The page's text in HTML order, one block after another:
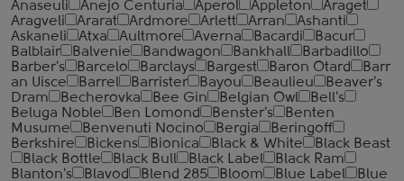
Anaseuli
Anejo Centuria Aperol Appleton
Araget
Aragveli
Ararat Ardmore Arlett Arran
Ashanti
Askaneli
Atxa Aultmore Averna Bacardi
Bacur
Balblair
Balvenie Bandwagon Bankhall
Barbadillo
Barber's
Barcelo Barclays Bargest Baron Otard
Barr
an Uisce
Barrel Barrister Bayou Beaulieu
Beaver's
Dram
Becherovka Bee Gin Belgian Owl
Bell's
Beluga Noble
Ben Lomond Benster's
Benten
Musume
Benvenuti Nocino Bergia
Beringoff
Berkshire
Bickens Bionica Black & White
Black Beast
Black Bottle
Black Bull Black Label
Black Ram
Blanton's
Blavod Blend 285 Bloom Blue Label
Blue